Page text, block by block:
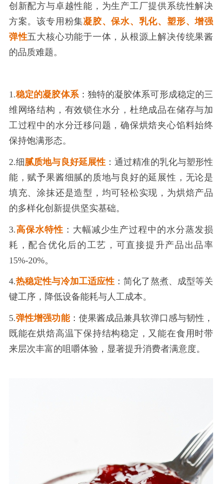
创新配方与卓越性能，为生产工厂提供系统性解决
方案。该专用粉集凝胶、保水、乳化、塑形、增强
弹性五大核心功能于一体，从根源上解决传统果酱
的品质难题。
1.稳定的凝胶体系：独特的凝胶体系可形成稳定的三
维网络结构，有效锁住水分，杜绝成品在储存与加
工过程中的水分迁移问题，确保烘焙夹心馅料始终
保持饱满形态。
2.细 腻质地与良好延展性 ：通过精准的乳化与塑形性
能，赋予果酱细腻的质地与良好的延展性，无论是
填充、涂抹还是造型，均可轻松实现，为烘焙产品
的多样化创新提供坚实基础。
3.高保水特性 ：大幅减少生产过程中的水分蒸发损
耗，配合优化后的工艺，可直接提升产品出品率
15%-20%。
4.热稳定性与冷加工适应性 ：简化了熬煮、成型等关
键工序，降低设备能耗与人工成本。
5.弹性增强功能：使果酱成品兼具软弹口感与韧性，
既能在烘焙高温下保持结构稳定，又能在食用时带
来层次丰富的咀嚼体验，显著提升消费者满意度。